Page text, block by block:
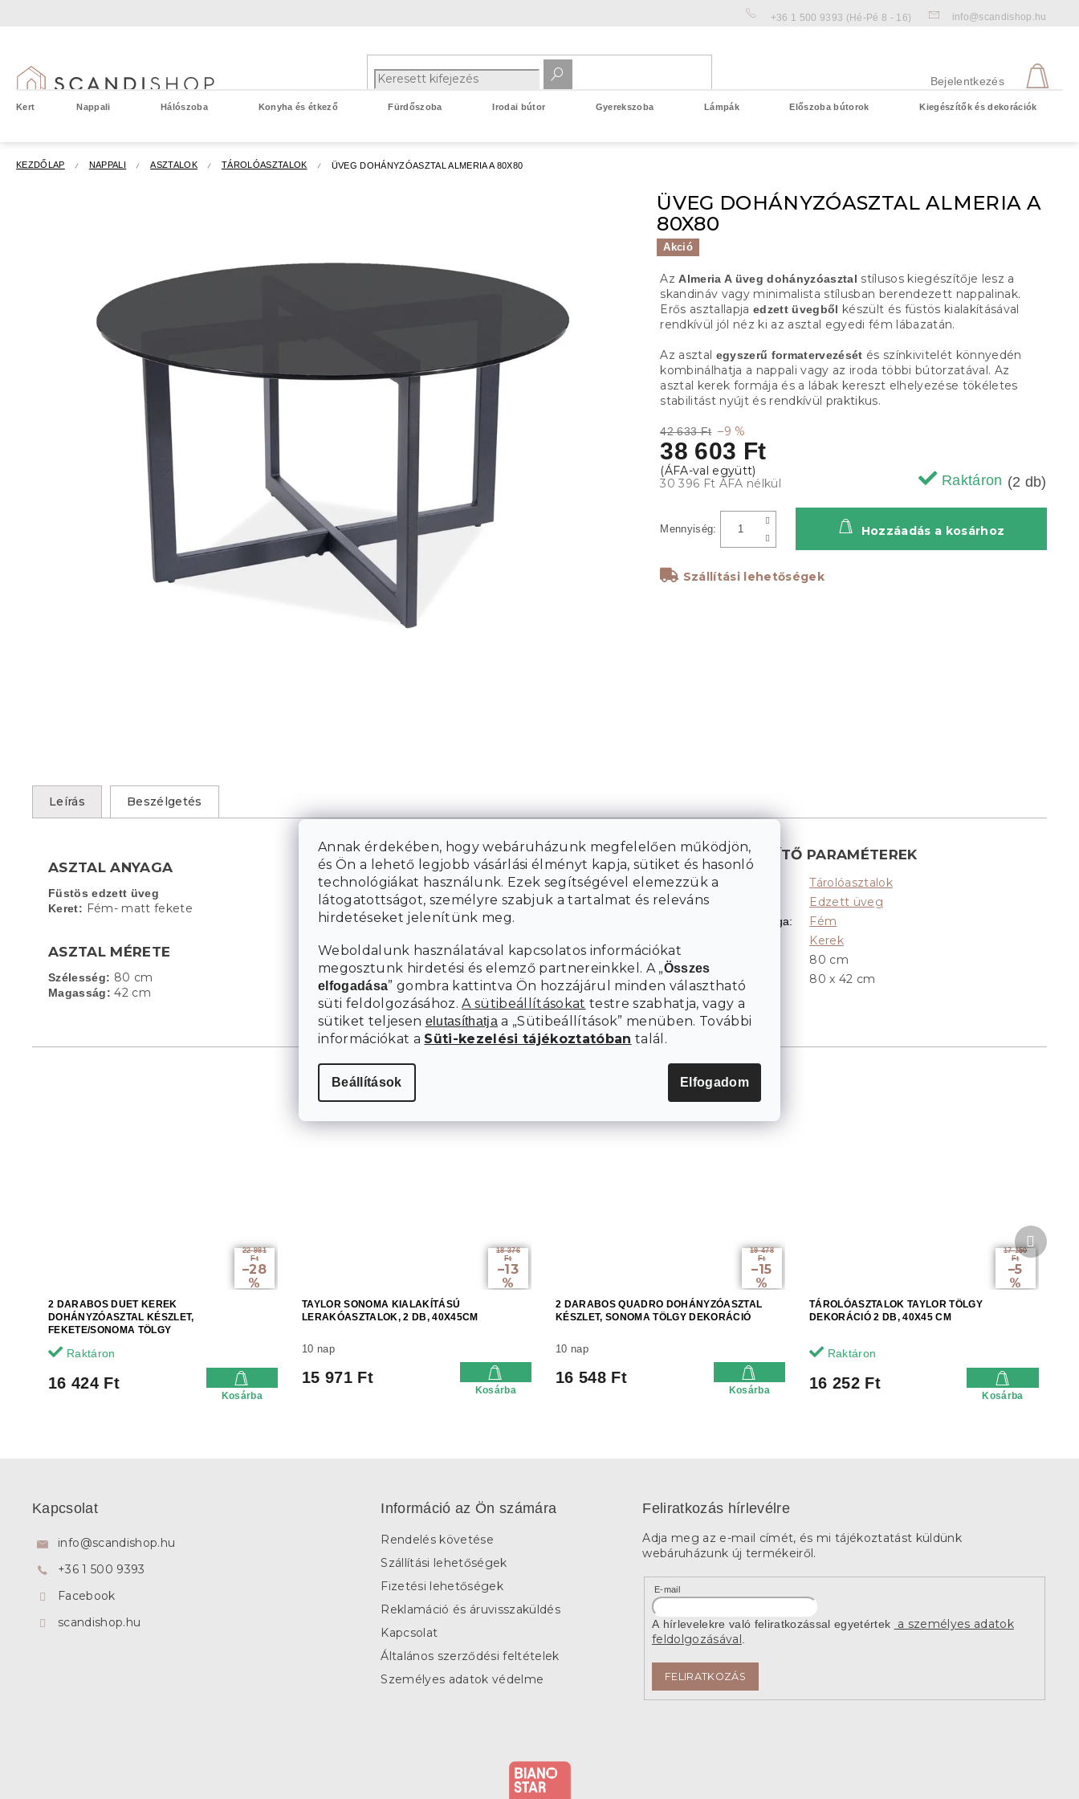
Annak érdekében, hogy webáruházunk megfelelően működjön,
és Ön a lehető legjobb vásárlási élményt kapja, sütiket és hasonló
technológiákat használunk. Ezek segítségével elemezzük a
látogatottságot, személyre szabjuk a tartalmat és releváns
hirdetéseket jelenítünk meg.
Weboldalunk használatával kapcsolatos információkat
megosztunk hirdetési és elemző partnereinkkel. A „Összes
elfogadása” gombra kattintva Ön hozzájárul minden választható
süti feldolgozásához.A sütibeállításokat testre szabhatja, vagy a
sütiket teljesen elutasíthatja a „Sütibeállítások” menüben. További
információkat a Süti-kezelési tájékoztatóban talál.
Beállítások Elfogadom
+36 1 500 9393 (Hé-Pé 8 - 16) info@scandishop.hu
Bejelentkezés
Kert Nappali Hálószoba Konyha és étkező Fürdőszoba Irodai bútor Gyerekszoba Lámpák Előszoba bútorok Kiegészítők és dekorációk
KEZDŐLAP NAPPALI ASZTALOK TÁROLÓASZTALOK ÜVEG DOHÁNYZÓASZTAL ALMERIA A 80X80
ÜVEG DOHÁNYZÓASZTAL ALMERIA A
80X80
Akció
42 633 Ft –9 %
38 603 Ft
30 396 Ft ÁFA nélkül Raktáron (2 db)
Szállítási lehetőségek
Hozzáadás a kosárhoz
AzAlmeria A üveg dohányzóasztal stílusos kiegészítője lesz a
skandináv vagy minimalista stílusban berendezett nappalinak.
Erős asztallapjaedzett üvegből készült és füstös kialakításával
rendkívül jól néz ki az asztal egyedi fém lábazatán.
Az asztal egyszerű formatervezését és színkivitelét könnyedén
kombinálhatja a nappali vagy az iroda többi bútorzatával. Az
asztal kerek formája és a lábak kereszt elhelyezése tökéletes
stabilitást nyújt és rendkívül praktikus.
22 981
Ft
–28
%
2 DARABOS DUET KEREK
DOHÁNYZÓASZTAL KÉSZLET,
FEKETE/SONOMA TÖLGY
Raktáron
16 424 Ft
Kosárba
18 376
Ft
–13
%
TAYLOR SONOMA KIALAKÍTÁSÚ
LERAKÓASZTALOK, 2 DB, 40X45CM
10 nap
15 971 Ft
Kosárba
19 478
Ft
–15
%
2 DARABOS QUADRO DOHÁNYZÓASZTAL
KÉSZLET, SONOMA TÖLGY DEKORÁCIÓ
10 nap
16 548 Ft
Kosárba
17 150
Ft
–5
%
TÁROLÓASZTALOK TAYLOR TÖLGY
DEKORÁCIÓ 2 DB, 40X45 CM
Raktáron
16 252 Ft
Kosárba
termék
Leírás Beszélgetés
ASZTAL ANYAGA
Füstös edzett üveg
Keret: Fém- matt fekete
ASZTAL MÉRETE
Szélesség: 80 cm
Magasság: 42 cm
KIEGÉSZÍTŐ PARAMÉTEREK
Kategória Tárolóasztalok
Edzett üveg
Lábak anyaga: Fém
Kerek
80 cm
Méretek 80 x 42 cm
Kapcsolat
info@scandishop.hu
+36 1 500 9393
Facebook
scandishop.hu
Információ az Ön számára
Rendelés követése
Szállítási lehetőségek
Fizetési lehetőségek
Reklamáció és áruvisszaküldés
Kapcsolat
Általános szerződési feltételek
Személyes adatok védelme
Feliratkozás hírlevélre
Adja meg az e-mail címét, és mi tájékoztatást küldünk
webáruházunk új termékeiről.
E-mail
A hírlevelekre való feliratkozással egyetértek
a személyes adatok
feldolgozásával.
FELIRATKOZÁS